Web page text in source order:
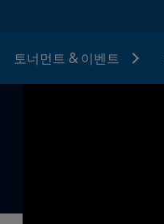
토너먼트 & 이벤트